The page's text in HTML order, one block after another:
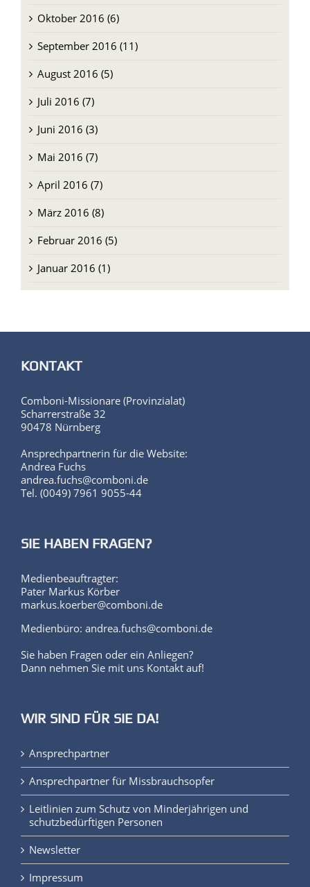
Oktober 2016 (6)
September 2016 (11)
August 2016 (5)
Juli 2016 (7)
Juni 2016 (3)
Mai 2016 (7)
April 2016 (7)
März 2016 (8)
Februar 2016 (5)
Januar 2016 (1)
KONTAKT
Comboni-Missionare (Provinzialat)
Scharrerstraße 32
90478 Nürnberg
Ansprechpartnerin für die Website:
Andrea Fuchs
andrea.fuchs@comboni.de
Tel. (0049) 7961 9055-44
SIE HABEN FRAGEN?
Medienbeauftragter:
Pater Markus Körber
markus.koerber@comboni.de
Medienbüro: andrea.fuchs@comboni.de
Sie haben Fragen oder ein Anliegen?
Dann nehmen Sie mit uns Kontakt auf!
WIR SIND FÜR SIE DA!
Ansprechpartner
Ansprechpartner für Missbrauchsopfer
Leitlinien zum Schutz von Minderjährigen und
schutzbedürftigen Personen
Newsletter
Impressum